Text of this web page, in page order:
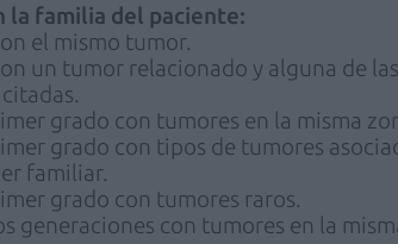
la familia del paciente:
el mismo tumor.
un tumor relacionado y alguna de las
grado con tumores en la misma
grado con tipos de tumores
familiar.
grado con tumores raros.
generaciones con tumores en la